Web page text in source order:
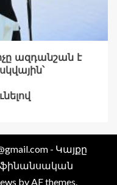
ազդանշան է
- Կայքը
by AF themes.